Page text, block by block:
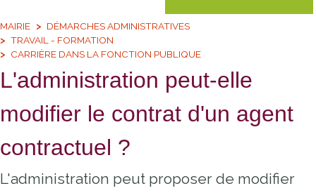
MAIRIE
DÉMARCHES ADMINISTRATIVES
TRAVAIL - FORMATION
CARRIÈRE DANS LA FONCTION PUBLIQUE
L'administration peut-elle
modifier le contrat d'un agent
contractuel ?
L'administration peut proposer de modifier